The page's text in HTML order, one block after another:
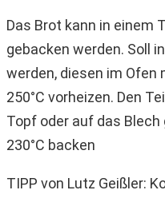
Das Brot kann in einem
gebacken werden. Soll
werden, diesen im Ofen
250°C vorheizen. Den
Topf oder auf das
230°C backen
TIPP von Lutz Geißler: